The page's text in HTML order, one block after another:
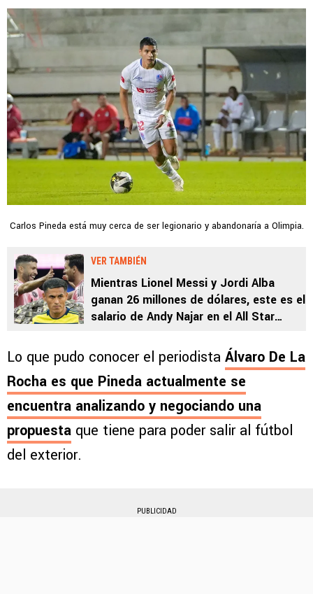
Carlos Pineda está muy cerca de ser legionario y abandonaría a Olimpia.
VER TAMBIÉN
Mientras Lionel Messi y Jordi Alba
ganan 26 millones de dólares, este es el
salario de Andy Najar en el All Star
Lo que pudo conocer el periodista Álvaro De La
Rocha es que Pineda actualmente se
encuentra analizando y negociando una
propuesta que tiene para poder salir al fútbol
del exterior.
PUBLICIDAD